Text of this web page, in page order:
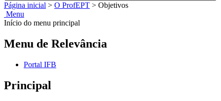
Página inicial > O ProfEPT > Objetivos
Menu
Início do menu principal
Menu de Relevância
Portal IFB
Principal